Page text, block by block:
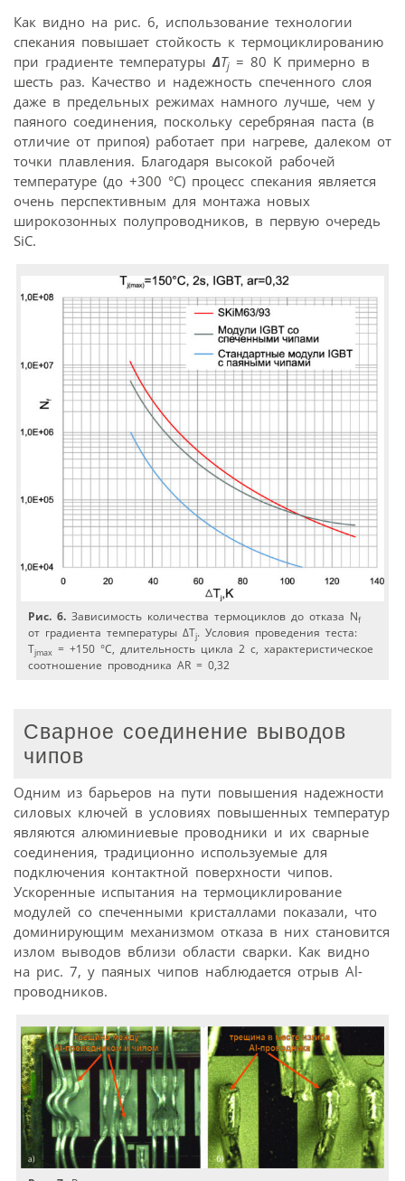
Как видно на рис. 6, использование технологии
спекания повышает стойкость к термоциклированию
при градиенте температуры ∆Tj = 80 K примерно в
шесть раз. Качество и надежность спеченного слоя
даже в предельных режимах намного лучше, чем у
паяного соединения, поскольку серебряная паста (в
отличие от припоя) работает при нагреве, далеком от
точки плавления. Благодаря высокой рабочей
температуре (до +300 °С) процесс спекания является
очень перспективным для монтажа новых
широкозонных полупровод­ников, в первую очередь
SiC.
Рис. 6. Зависимость количества термоциклов до отказа Nf
от градиента температуры ∆Tj. Условия проведения теста:
Tjmax = +150 °C, длительность цикла 2 с, характеристическое
соотношение проводника AR = 0,32
Сварное соединение выводов
чипов
Одним из барьеров на пути повышения надежности
силовых ключей в условиях повышенных температур
являются алюминиевые проводники и их сварные
соединения, традиционно используемые для
подключения контактной поверхности чипов.
Ускоренные испытания на термоциклирование
модулей со спеченными кристаллами показали, что
доминирующим механизмом отказа в них становится
излом выводов вблизи области сварки. Как видно
на рис. 7, у паяных чипов наблюдается отрыв Al-
проводников.